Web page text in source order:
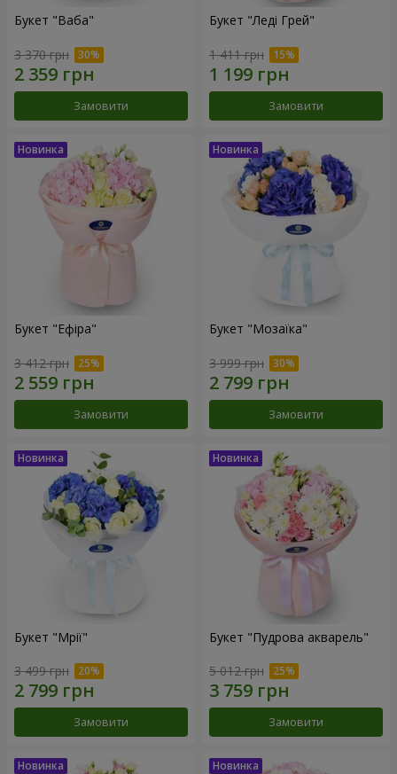
Букет "Ваба"
3 370 грн
Замовити
Букет "Леді Грей"
1 411 грн
Замовити
Букет "Ефіра"
3 412 грн
Замовити
Букет "Мозаїка"
3 999 грн
Замовити
Букет "Мрії"
3 499 грн
Замовити
Букет "Пудрова акварель"
5 012 грн
Замовити